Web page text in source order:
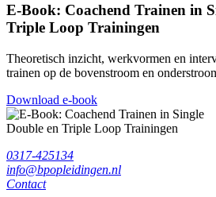
E-Book: Coachend Trainen in
Triple Loop Trainingen
Theoretisch inzicht, werkvormen en
trainen op de bovenstroom en
Download e-book
0317-425134
info@bpopleidingen.nl
Contact